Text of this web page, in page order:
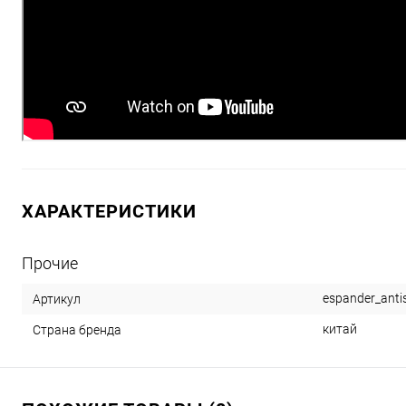
ХАРАКТЕРИСТИКИ
Прочие
Артикул
Страна бренда китай